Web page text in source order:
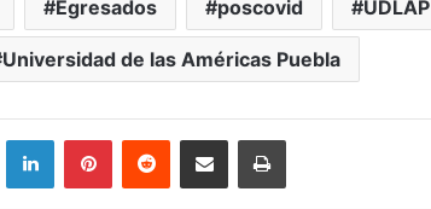
Egresados poscovid UDLAP
Universidad de las Américas Puebla
LinkedInPinterestReddit Share via Email Print